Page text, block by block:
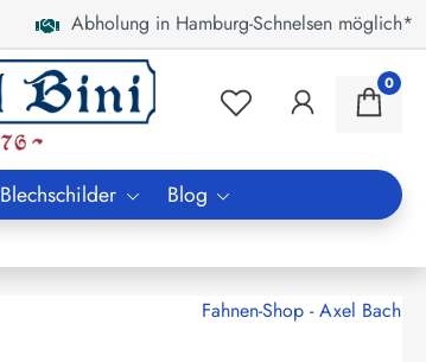
Abholung in Hamburg-Schnelsen möglich*
0
Blechschilder Blog
Fahnen-Shop - Axel Bach